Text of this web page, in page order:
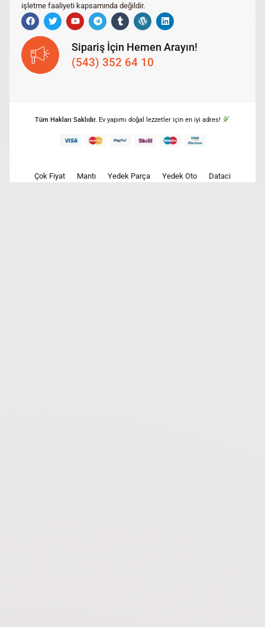
işletme faaliyeti kapsamında değildir.
Sipariş İçin Hemen Arayın!
(543) 352 64 10
Tüm Hakları Saklıdır. Ev yapımı doğal lezzetler için en iyi adres!
Çok Fiyat Mantı Yedek Parça Yedek Oto Dataci